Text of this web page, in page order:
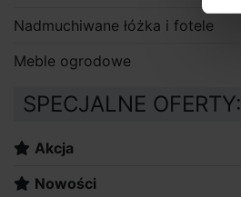
Nadmuchiwane łóżka i fotele
Meble ogrodowe
SPECJALNE OFERTY:
Akcja
Nowości